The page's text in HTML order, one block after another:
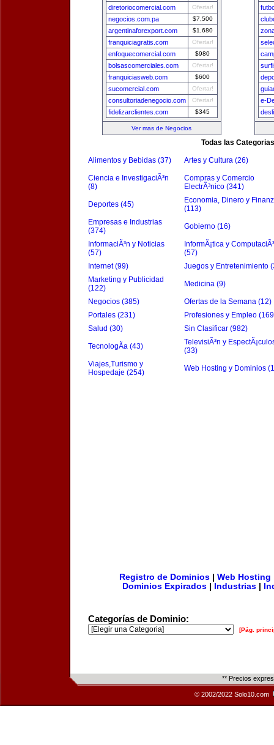
diretoriocomercial.com Ofertar!
negocios.com.pa $7,500
argentinaforexport.com $1,680
franquiciagratis.com Ofertar!
enfoquecomercial.com $980
bolsascomerciales.com Ofertar!
franquiciasweb.com $600
sucomercial.com Ofertar!
consultoriadenegocio.com Ofertar!
fidelizarclientes.com $345
Ver mas de Negocios
e-
Todas las Categorias
Alimentos y Bebidas (37) Artes y Cultura (26)
Ciencia e InvestigaciÃ³n
(8)
Compras y Comercio
ElectrÃ³nico (341)
Deportes (45)
Economia, Dinero y
(113)
Empresas e Industrias
(374)
Gobierno (16)
InformaciÃ³n y Noticias
(57)
InformÃ¡tica y
(57)
Internet (99)
Juegos y Entretenimiento
Marketing y Publicidad
(122)
Medicina (9)
Negocios (385)
Ofertas de la Semana (12)
Portales (231)
Profesiones y Empleo
Salud (30)
Sin Clasificar (982)
TecnologÃ­a (43)
TelevisiÃ³n y
(33)
Viajes,Turismo y
Hospedaje (254)
Web Hosting y Dominios
Registro de Dominios| Web Hosting
Dominios Expirados
Industrias
Categorías de Dominio:
[Pág.
** Precios
© 2002/2022 Solo10.com